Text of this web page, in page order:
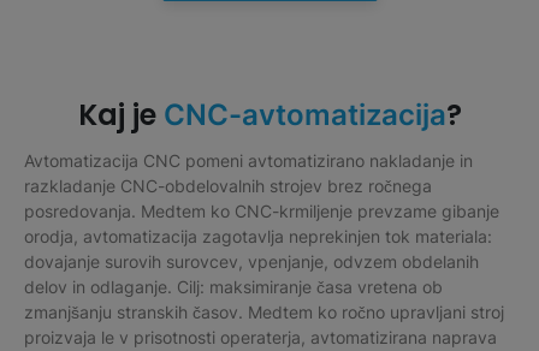
Kaj je CNC-avtomatizacija?
Avtomatizacija CNC pomeni avtomatizirano nakladanje in
razkladanje CNC-obdelovalnih strojev brez ročnega
posredovanja. Medtem ko CNC-krmiljenje prevzame gibanje
orodja, avtomatizacija zagotavlja neprekinjen tok materiala:
dovajanje surovih surovcev, vpenjanje, odvzem obdelanih
delov in odlaganje. Cilj: maksimiranje časa vretena ob
zmanjšanju stranskih časov. Medtem ko ročno upravljani stroj
proizvaja le v prisotnosti operaterja, avtomatizirana naprava